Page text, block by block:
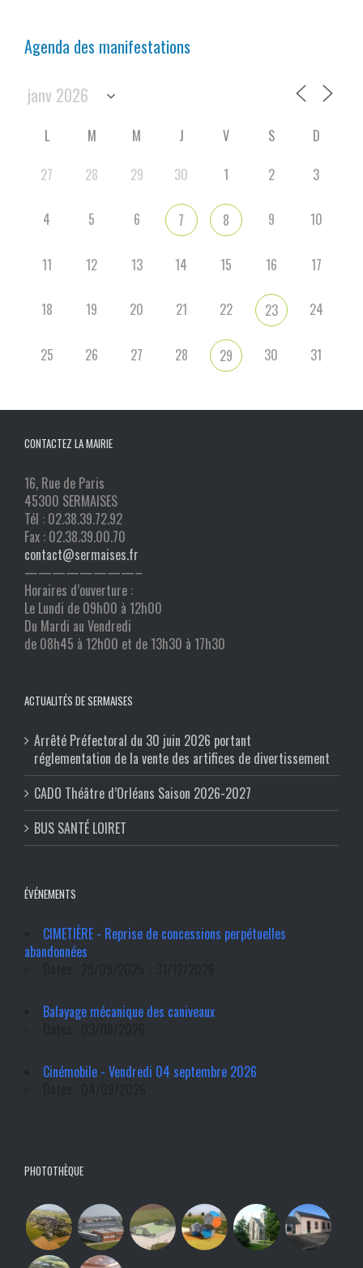
Agenda des manifestations
L M M J V S
D
27
28 29 30 1 2 3
4 5 6 7 8 9 10
11 12 13 14 15 16 17
18 19 20 21 22 23 24
25 26 27 28 29 30 31
CONTACTEZ LA MAIRIE
16, Rue de Paris
45300 SERMAISES
Tél : 02.38.39.72.92
Fax : 02.38.39.00.70
contact@sermaises.fr
————————–
Horaires d’ouverture :
Le Lundi de 09h00 à 12h00
Du Mardi au Vendredi
de 08h45 à 12h00 et de 13h30 à 17h30
ACTUALITÉS DE SERMAISES
Arrêté Préfectoral du 30 juin 2026 portant
réglementation de la vente des artifices de divertissement
CADO Théâtre d’Orléans Saison 2026-2027
BUS SANTÉ LOIRET
ÉVÉNEMENTS
CIMETIÈRE - Reprise de concessions perpétuelles
abandonnées
Balayage mécanique des caniveaux
Cinémobile - Vendredi 04 septembre 2026
PHOTOTHÈQUE